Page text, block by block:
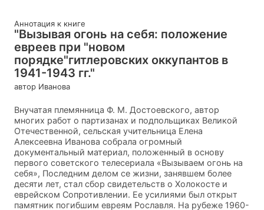
Аннотация к книге
"Вызывая огонь на себя: положение
евреев при "новом
порядке"гитлеровских оккупантов в
1941-1943 гг."
автор Иванова
Внучатая племянница Ф. М. Достоевского, автор
многих работ о партизанах и подпольщиках Великой
Отечественной, сельская учительница Елена
Алексеевна Иванова собрала огромный
документальный материал, положенный в основу
первого советского телесериала «Вызываем огонь на
себя», Последним делом се жизни, занявшем более
десяти лет, стал сбор свидетельств о Холокосте и
еврейском Сопротивлении. Ее усилиями был открыт
памятник погибшим евреям Рославля. На рубеже 1960-